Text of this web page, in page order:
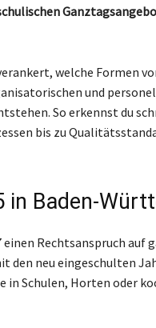
welche Formen
und
So erkennst du
bis zu
in Baden-
einen Rechtsanspruch auf
den neu eingeschulten
in Schulen, Horten oder